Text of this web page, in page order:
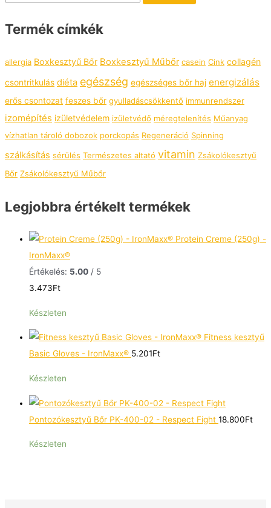
Termék címkék
allergia Boxkesztyű Bőr Boxkesztyű Műbőr casein Cink collagén
csontritkulás diéta egészség egészséges bőr haj energizálás
erős csontozat feszes bőr gyulladáscsökkentő immunrendszer
izomépítés izületvédelem izületvédő méregtelenítés Műanyag
vízhatlan tároló dobozok porckopás Regeneráció Spinning
szálkásítás sérülés Természetes altató vitamin Zsákolókesztyű
Bőr Zsákolókesztyű Műbőr
Legjobbra értékelt termékek
Protein Creme (250g) -
IronMaxx®
Értékelés: 5.00 / 5
3.473Ft
Készleten
Fitness kesztyű
Basic Gloves - IronMaxx® 5.201Ft
Készleten
Pontozókesztyű Bőr PK-400-02 - Respect Fight 18.800Ft
Készleten